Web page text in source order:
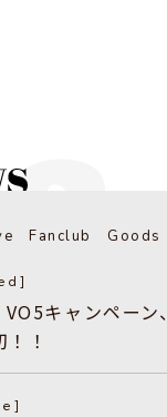
Fanclub Goods
キャンペーン、
！